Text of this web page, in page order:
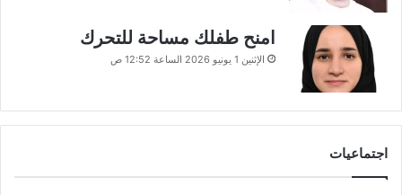
امنح طفلك مساحة للتحرك
الإثنين 1 يونيو 2026 الساعة 12:52 ص
اجتماعيات